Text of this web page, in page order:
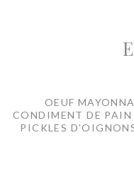
OEUF
CONDIMENT DE
PICKLES